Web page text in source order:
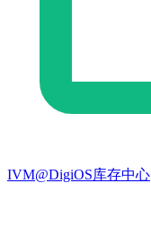
IVM@DigiOS库存中心